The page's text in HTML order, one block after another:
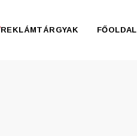
REKLÁMTÁRGYAK FŐOLDAL